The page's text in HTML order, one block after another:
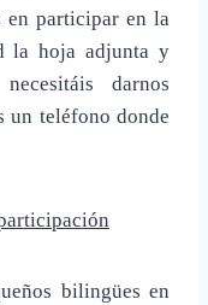
en participar en la
la hoja adjunta y
darnos
un teléfono donde
bilingües en